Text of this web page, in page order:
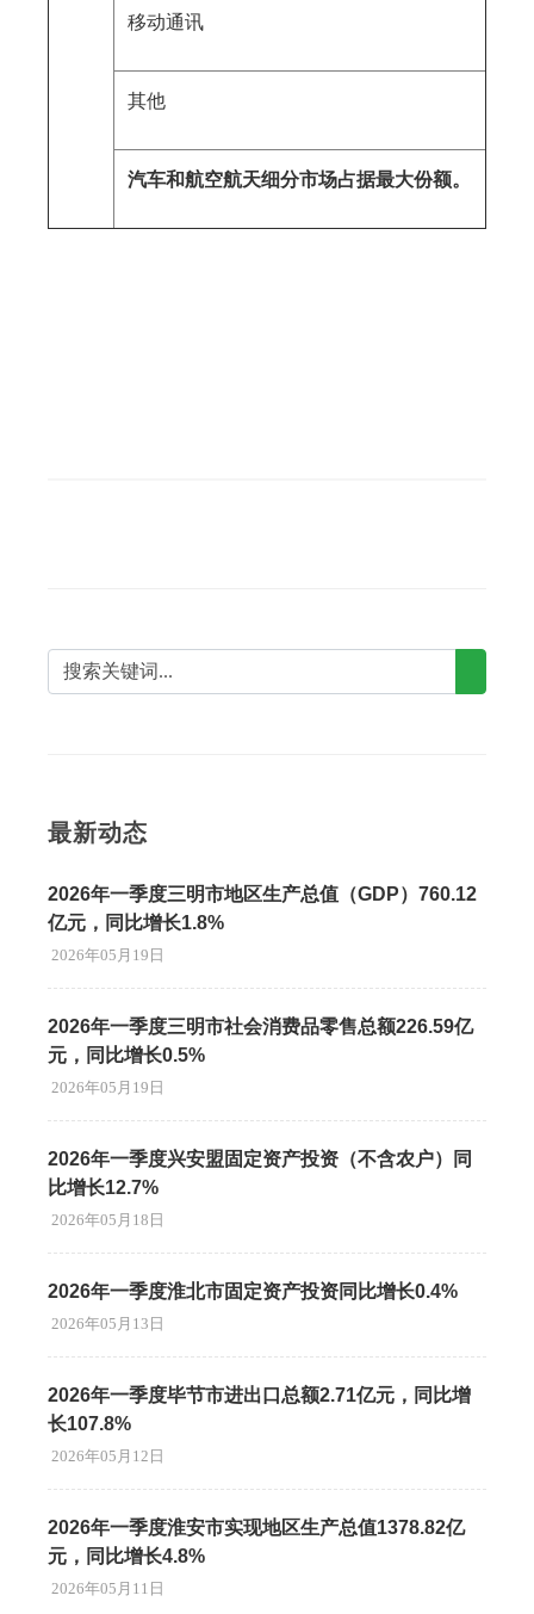
移动通讯
其他
汽车和航空航天细分市场占据最大份额。
最新动态
2026年一季度三明市地区生产总值（GDP）760.12
亿元，同比增长1.8%
2026年05月19日
2026年一季度三明市社会消费品零售总额226.59亿
元，同比增长0.5%
2026年05月19日
2026年一季度兴安盟固定资产投资（不含农户）同
比增长12.7%
2026年05月18日
2026年一季度淮北市固定资产投资同比增长0.4%
2026年05月13日
2026年一季度毕节市进出口总额2.71亿元，同比增
长107.8%
2026年05月12日
2026年一季度淮安市实现地区生产总值1378.82亿
元，同比增长4.8%
2026年05月11日